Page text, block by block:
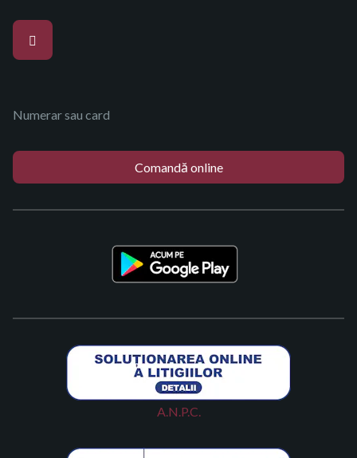
Numerar sau card
Comandă online
A.N.P.C.